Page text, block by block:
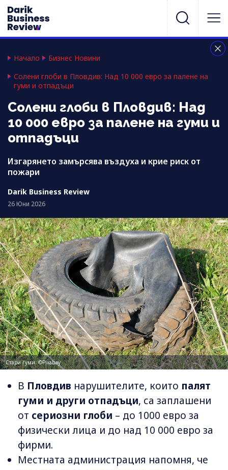
Начало
Бизнес Новини
Солени глоби в Пловдив: Над 10 000 евро за палене на
гуми и отпадъци
Солени глоби в Пловдив: Над
10 000 евро за палене на гуми и
отпадъци
Изгарянето замърсява въздуха и крие риск от
пожари
Darik Business Review
26 Юни 2026
Стари гуми; ©Pixabay
В Пловдив нарушителите, които палят
гуми и други отпадъци, са заплашени
от сериозни глоби – до 1000 евро за
физически лица и до над 10 000 евро за
фирми.
Местната администрация напомня, че